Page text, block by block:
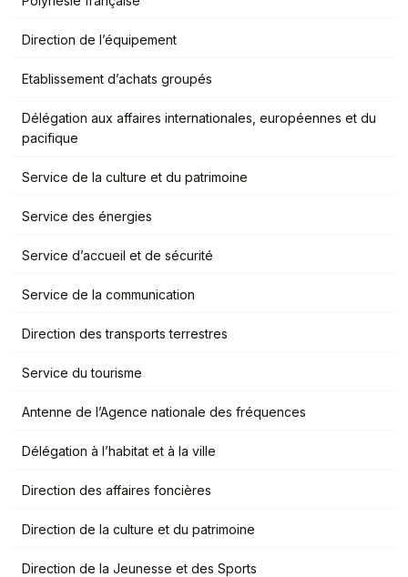
Direction de l’équipement
Etablissement d’achats groupés
Délégation aux affaires internationales, européennes et du
pacifique
Service de la culture et du patrimoine
Service des énergies
Service d’accueil et de sécurité
Service de la communication
Direction des transports terrestres
Service du tourisme
Antenne de l’Agence nationale des fréquences
Délégation à l’habitat et à la ville
Direction des affaires foncières
Direction de la culture et du patrimoine
Direction de la Jeunesse et des Sports